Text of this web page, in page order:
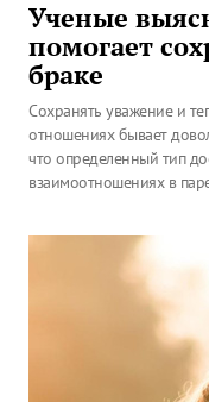
Ученые
помогает
браке
Сохранять уважение и
отношениях бывает
что определенный тип
взаимоотношениях в